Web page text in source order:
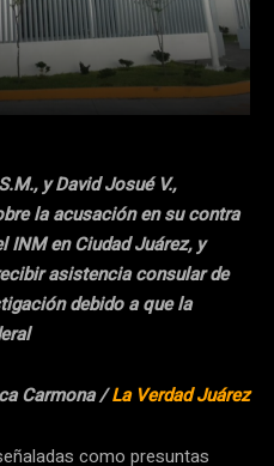
y David Josué V.,
la acusación en su contra
INM en Ciudad Juárez, y
asistencia consular de
debido a que la
Carmona /La Verdad Juárez
como presuntas